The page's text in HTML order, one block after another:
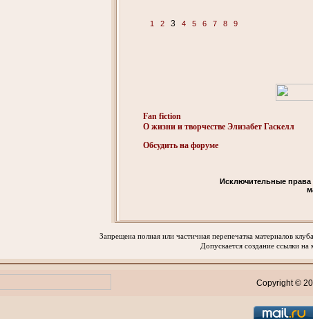
1 23 4 5 6 7 8 9
Fan fiction
О жизни и творчестве Элизабет Гаскелл
Обсудить на форуме
Исключительные
Запрещена полная или частичная перепечатка материалов клуба
Допускается создание ссылки на
Copyright ©